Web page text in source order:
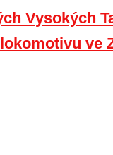
Vysokých
ve